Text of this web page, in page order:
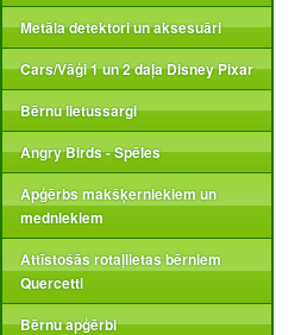
Metāla detektori un aksesuāri
Cars/Vāģi 1 un 2 daļa Disney Pixar
Bērnu lietussargi
Angry Birds - Spēles
Apģērbs makšķerniekiem un
medniekiem
Attīstošās rotaļlietas bērniem
Quercetti
Bērnu apģērbi